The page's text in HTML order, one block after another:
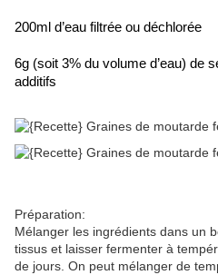
200ml d’eau filtrée ou déchlorée
6g (soit 3% du volume d’eau) de
additifs
Préparation:
Mélanger les ingrédients dans un
tissus et laisser fermenter à
de jours. On peut mélanger de